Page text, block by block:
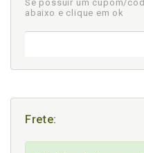
Se possuir um cupom/
abaixo e clique em ok
Frete: